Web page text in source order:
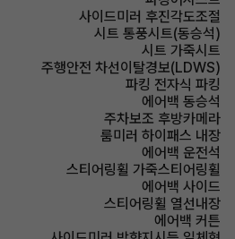
사이드미러 후진각도조절
시트 통풍시트(동승석)
시트 가죽시트
주행안전 차선이탈경보(LDWS)
파킹 전자식 파킹
에어백 동승석
주차보조 후방카메라
룸미러 하이패스 내장
에어백 운전석
스티어링휠 가죽스티어링휠
에어백 사이드
스티어링휠 열선내장
에어백 커튼